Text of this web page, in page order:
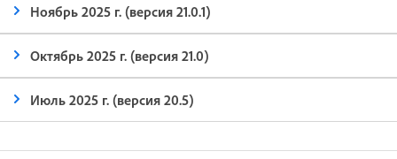
Ноябрь 2025 г. (версия 21.0.1)
Октябрь 2025 г. (версия 21.0)
Июль 2025 г. (версия 20.5)